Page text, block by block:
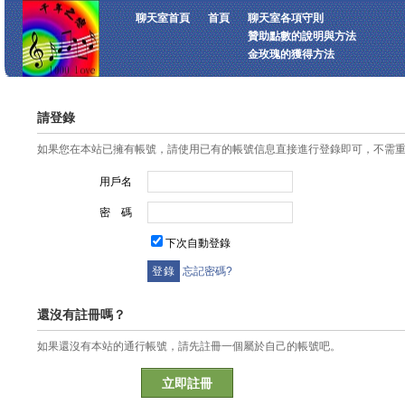
聊天室首頁 首頁
聊天室各項守則
贊助點數的說明與方法
金玫瑰的獲得方法
請登錄
如果您在本站已擁有帳號，請使用已有的帳號信息直接進行登錄即可，不需
用戶名
密 碼
下次自動登錄
忘記密碼?
還沒有註冊嗎？
如果還沒有本站的通行帳號，請先註冊一個屬於自己的帳號吧。
立即註冊